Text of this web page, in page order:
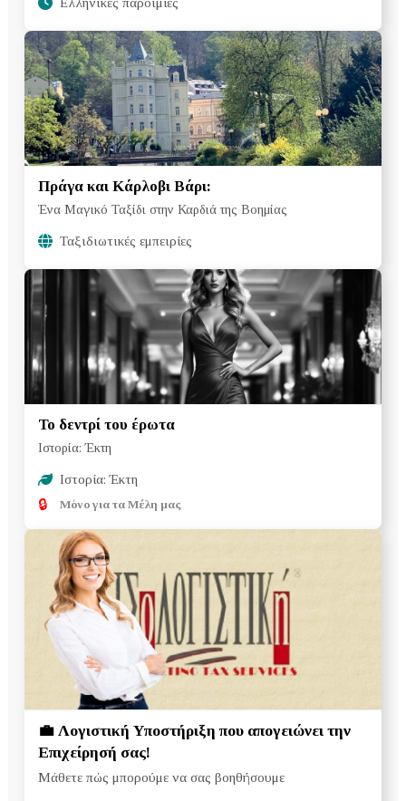
Πράγα και Κάρλοβι Βάρι:
Ένα Μαγικό Ταξίδι στην Καρδιά της Βοημίας
Ταξιδιωτικές εμπειρίες
Το δεντρί του έρωτα
Ιστορία: Έκτη
Ιστορία: Έκτη
🔒 Μόνο για τα Μέλη μας
💼 Λογιστική Υποστήριξη που απογειώνει την
Επιχείρησή σας!
Μάθετε πώς μπορούμε να σας βοηθήσουμε